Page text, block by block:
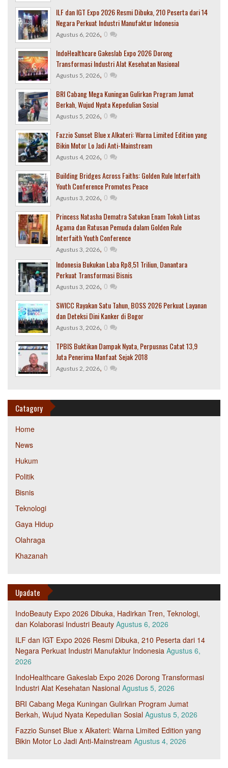
ILF dan IGT Expo 2026 Resmi Dibuka, 210 Peserta dari 14
Negara Perkuat Industri Manufaktur Indonesia
Agustus 6, 2026, 0
IndoHealthcare Gakeslab Expo 2026 Dorong
Transformasi Industri Alat Kesehatan Nasional
Agustus 5, 2026, 0
BRI Cabang Mega Kuningan Gulirkan Program Jumat
Berkah, Wujud Nyata Kepedulian Sosial
Agustus 5, 2026, 0
Fazzio Sunset Blue x Alkateri: Warna Limited Edition yang
Bikin Motor Lo Jadi Anti-Mainstream
Agustus 4, 2026, 0
Building Bridges Across Faiths: Golden Rule Interfaith
Youth Conference Promotes Peace
Agustus 3, 2026, 0
Princess Natasha Dematra Satukan Enam Tokoh Lintas
Agama dan Ratusan Pemuda dalam Golden Rule
Interfaith Youth Conference
Agustus 3, 2026, 0
Indonesia Bukukan Laba Rp8,51 Triliun, Danantara
Perkuat Transformasi Bisnis
Agustus 3, 2026, 0
SWICC Rayakan Satu Tahun, BOSS 2026 Perkuat Layanan
dan Deteksi Dini Kanker di Bogor
Agustus 3, 2026, 0
TPBIS Buktikan Dampak Nyata, Perpusnas Catat 13,9
Juta Penerima Manfaat Sejak 2018
Agustus 2, 2026, 0
Catagory
Home
News
Hukum
Politik
Bisnis
Teknologi
Gaya Hidup
Olahraga
Khazanah
Upadate
IndoBeauty Expo 2026 Dibuka, Hadirkan Tren, Teknologi,
dan Kolaborasi Industri Beauty Agustus 6, 2026
ILF dan IGT Expo 2026 Resmi Dibuka, 210 Peserta dari 14
Negara Perkuat Industri Manufaktur Indonesia Agustus 6,
2026
IndoHealthcare Gakeslab Expo 2026 Dorong Transformasi
Industri Alat Kesehatan Nasional Agustus 5, 2026
BRI Cabang Mega Kuningan Gulirkan Program Jumat
Berkah, Wujud Nyata Kepedulian Sosial Agustus 5, 2026
Fazzio Sunset Blue x Alkateri: Warna Limited Edition yang
Bikin Motor Lo Jadi Anti-Mainstream Agustus 4, 2026